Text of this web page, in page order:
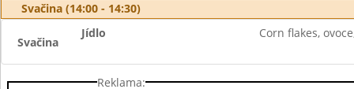
Svačina (14:00 - 14:30)
Svačina
Jídlo Corn flakes,
Reklama: